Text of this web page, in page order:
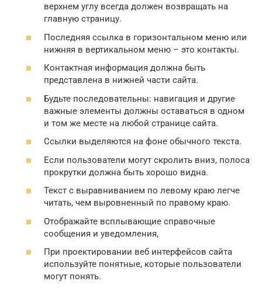
верхнем углу всегда должен возвращать на
главную страницу.
Последняя ссылка в горизонтальном меню или
нижняя в вертикальном меню – это контакты.
Контактная информация должна быть
представлена в нижней части сайта.
Будьте последовательны: навигация и другие
важные элементы должны оставаться в одном
и том же месте на любой странице сайта.
Ссылки выделяются на фоне обычного текста.
Если пользователи могут скролить вниз, полоса
прокрутки должна быть хорошо видна.
Текст с выравниванием по левому краю легче
читать, чем выровненный по правому краю.
Отображайте всплывающие справочные
сообщения и уведомления,
При проектировании веб интерфейсов сайта
используйте понятные, которые пользователи
могут понять.